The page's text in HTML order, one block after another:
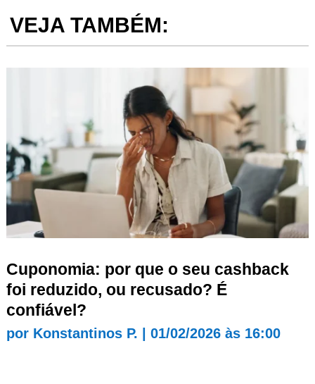
VEJA TAMBÉM:
Cuponomia: por que o seu cashback
foi reduzido, ou recusado? É
confiável?
por Konstantinos P. 01/02/2026 às 16:00